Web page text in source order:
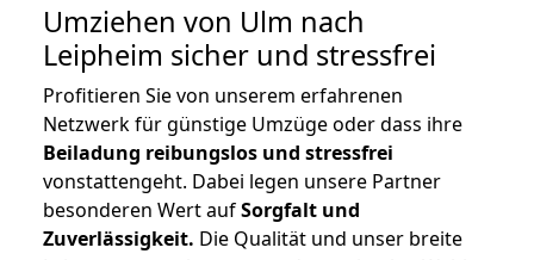
Umziehen von Ulm nach
Leipheim sicher und stressfrei
Profitieren Sie von unserem erfahrenen
Netzwerk für günstige Umzüge oder dass ihre
Beiladung reibungslos und stressfrei
vonstattengeht. Dabei legen unsere Partner
besonderen Wert aufSorgfalt und
Zuverlässigkeit. Die Qualität und unser breite